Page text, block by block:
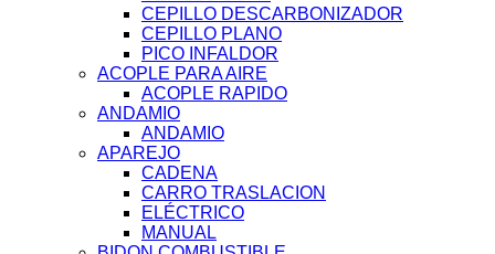
CEPILLO DESCARBONIZADOR
CEPILLO PLANO
PICO INFALDOR
ACOPLE PARA AIRE
ACOPLE RAPIDO
ANDAMIO
ANDAMIO
APAREJO
CADENA
CARRO TRASLACION
ELÉCTRICO
MANUAL